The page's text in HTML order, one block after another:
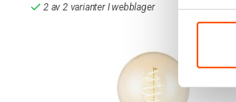
2 av 2 varianter I webblager